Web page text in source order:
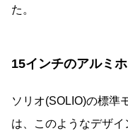
た。
15インチのアルミ
ソリオ(SOLIO)の標準
は、このようなデザ